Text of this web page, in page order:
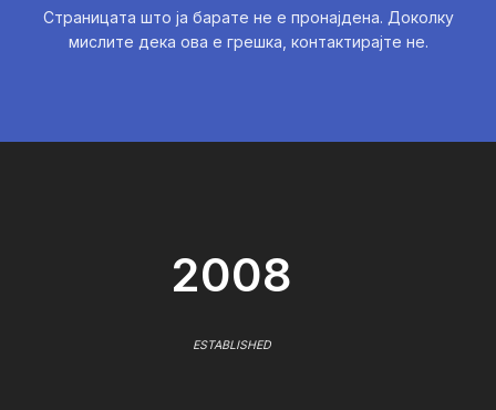
Страницата што ја барате не е пронајдена. Доколку
мислите дека ова е грешка, контактирајте не.
2008
ESTABLISHED